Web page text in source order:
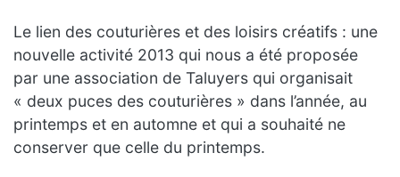
Le lien des couturières et des loisirs créatifs : une
nouvelle activité 2013 qui nous a été proposée
par une association de Taluyers qui organisait
« deux puces des couturières » dans l’année, au
printemps et en automne et qui a souhaité ne
conserver que celle du printemps.